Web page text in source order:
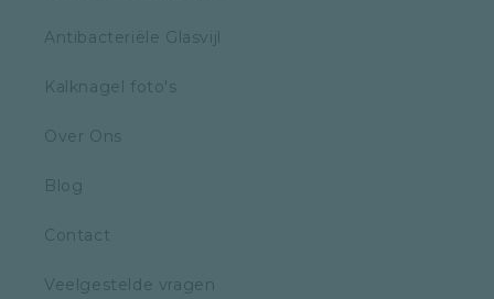
Antibacteriële Glasvijl
Kalknagel foto's
Over Ons
Blog
Contact
Veelgestelde vragen